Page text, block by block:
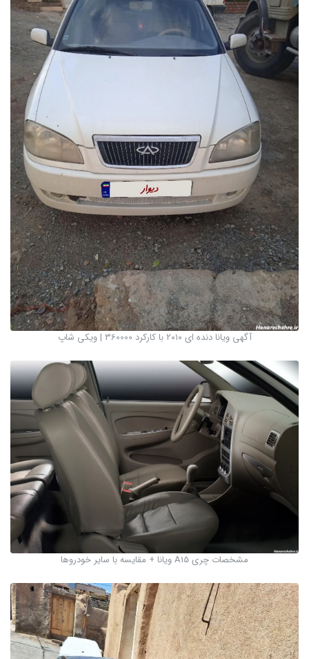
آگهی ویانا دنده ای ۲۰۱۰ با کارکرد 360000 | ویکی شاپ
مشخصات چری A15 ویانا + مقایسه با سایر خودروها